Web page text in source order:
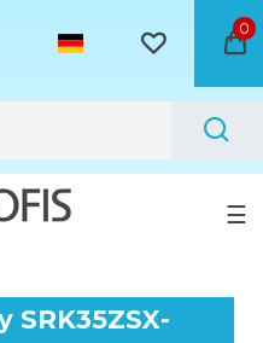
0
☰
SRK35ZSX-